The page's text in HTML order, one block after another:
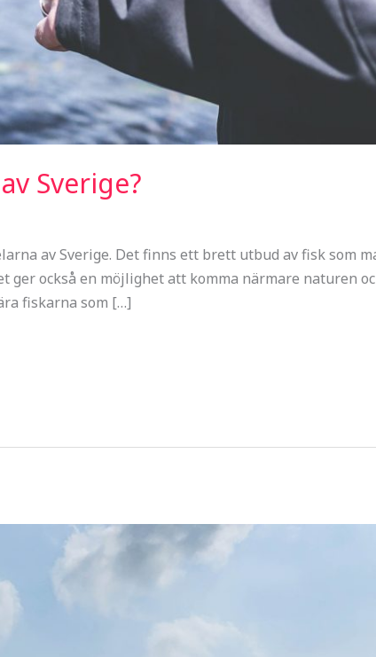
Sverige?
av Sverige. Det finns ett brett utbud av fisk som
också en möjlighet att komma närmare naturen
fiskarna som […]